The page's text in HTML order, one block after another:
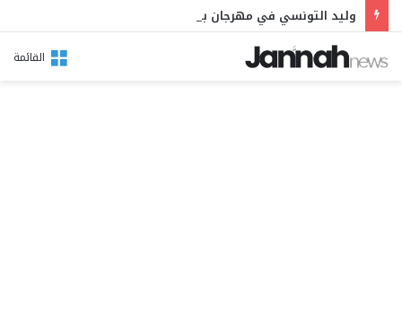
القائمة